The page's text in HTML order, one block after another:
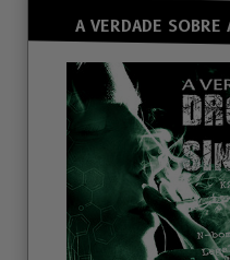
A VERDADE SOBRE